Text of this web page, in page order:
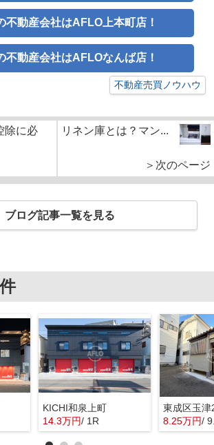
不動産会社はAFLO上本町店！
不動産会社はAFLOなんば店！
不動産売買ノウハウ
除に必
リネン庫とは？マン...
＞次のページ
ブログ記事一覧を見る
KICHI和泉上町
14.3万円/ 1R 8.25万円/